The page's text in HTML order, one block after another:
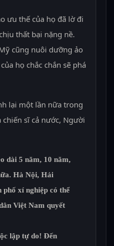
ưu thế của họ đã lờ đi
thất bại nặng nề.
cũng nuôi dưỡng ảo
họ chắc chắn sẽ phá
lại một lần nữa trong
chiến sĩ cả nước, Người
dài 5 năm, 10 năm,
Hà Nội, Hải
phố xí nghiệp có thể
Việt Nam quyết
lập tự do! Đến